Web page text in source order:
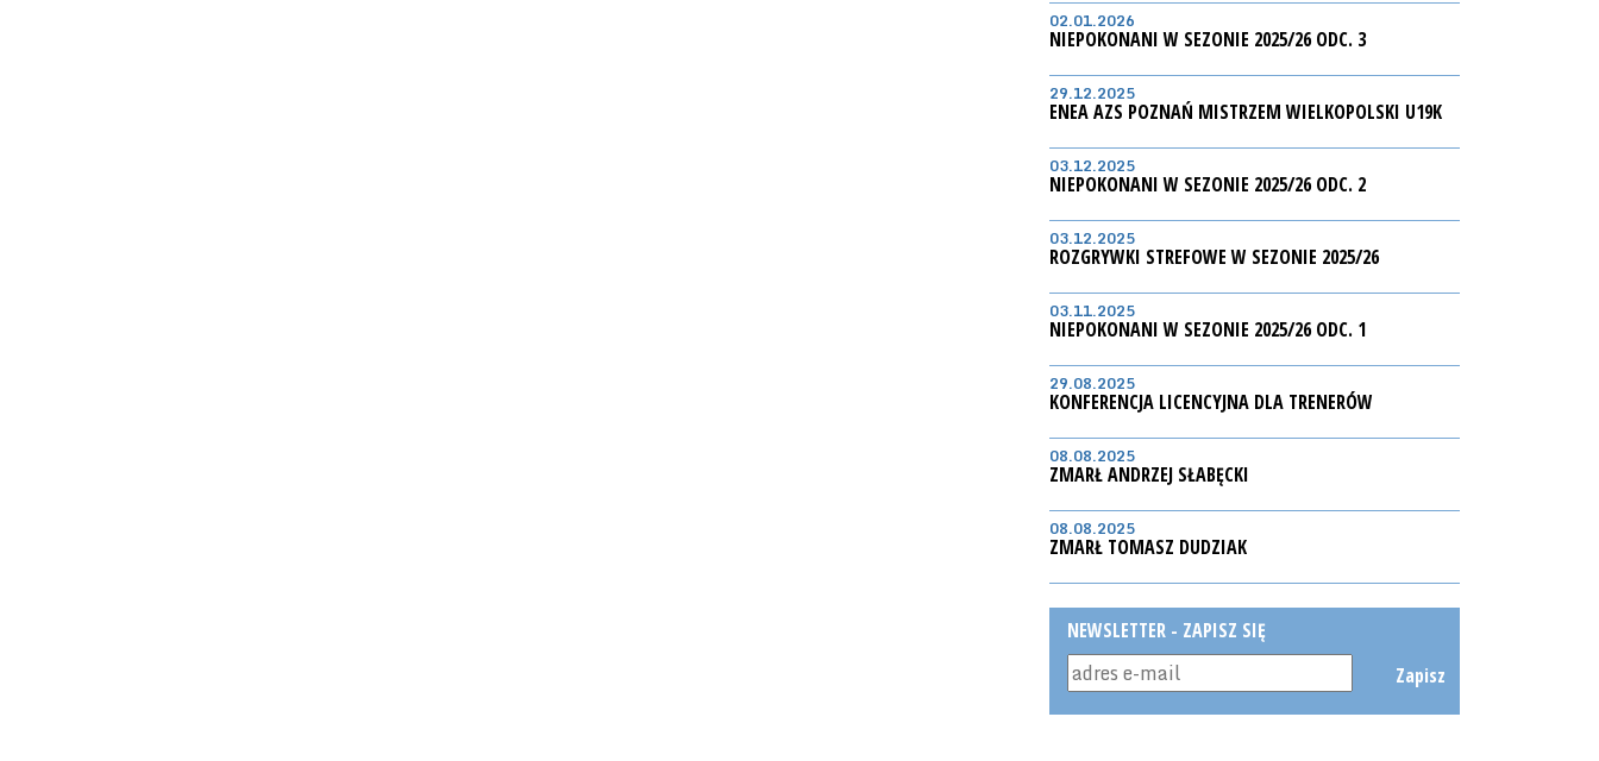
02.01.2026
NIEPOKONANI W SEZONIE 2025/26 ODC. 3
29.12.2025
ENEA AZS POZNAŃ MISTRZEM WIELKOPOLSKI U19K
03.12.2025
NIEPOKONANI W SEZONIE 2025/26 ODC. 2
03.12.2025
ROZGRYWKI STREFOWE W SEZONIE 2025/26
03.11.2025
NIEPOKONANI W SEZONIE 2025/26 ODC. 1
29.08.2025
KONFERENCJA LICENCYJNA DLA TRENERÓW
08.08.2025
ZMARŁ ANDRZEJ SŁABĘCKI
08.08.2025
ZMARŁ TOMASZ DUDZIAK
NEWSLETTER - ZAPISZ SIĘ
Zapisz